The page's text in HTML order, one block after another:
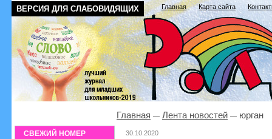
ВЕРСИЯ ДЛЯ СЛАБОВИДЯЩИХ Главная Карта сайта
СВЕЖИЙ НОМЕР
Главная Лента новостей юрган
30.10.2020